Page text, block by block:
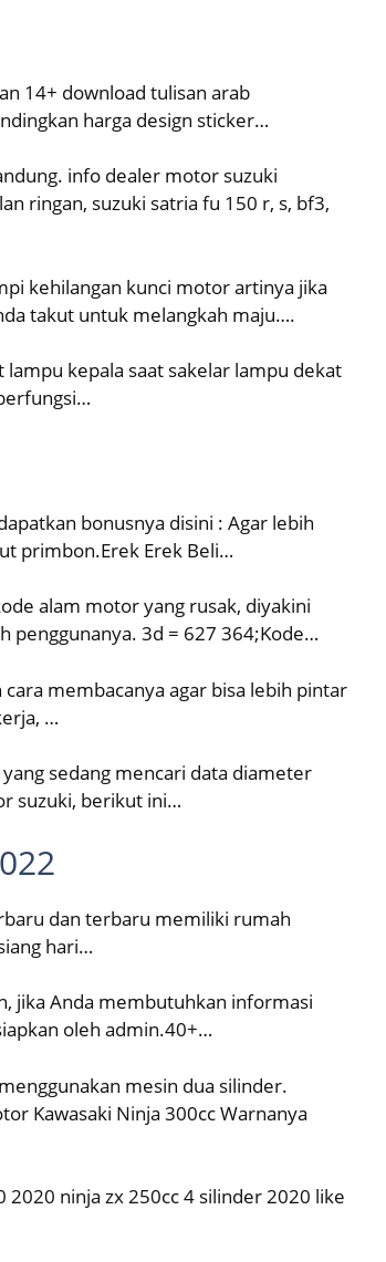
14+ download tulisan arab
harga design sticker…
info dealer motor suzuki
ringan, suzuki satria fu 150 r, s, bf3,
kehilangan kunci motor artinya jika
takut untuk melangkah maju….
lampu kepala saat sakelar lampu dekat
bonusnya disini : Agar lebih
primbon.Erek Erek Beli…
alam motor yang rusak, diyakini
penggunanya. 3d = 627 364;Kode…
membacanya agar bisa lebih pintar
…
sedang mencari data diameter
suzuki, berikut ini…
dan terbaru memiliki rumah
hari…
jika Anda membutuhkan informasi
oleh admin.40+…
mesin dua silinder.
Kawasaki Ninja 300cc Warnanya
ninja zx 250cc 4 silinder 2020 like